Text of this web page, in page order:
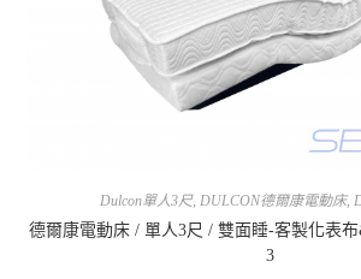
Dulcon單人3尺, DULCON德爾康電動床,
德爾康電動床 / 單人3尺 / 雙面睡-客製化表
3